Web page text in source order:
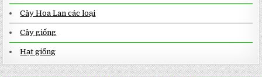
Cây Hoa Lan các loại
Cây giống
Hạt giống